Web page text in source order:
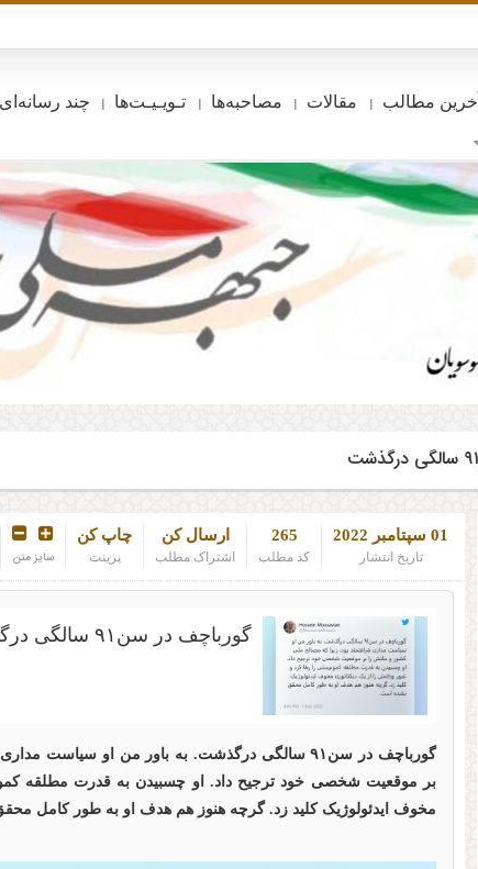
آخرین مطالب مقالات مصاحبه‌ها تـویـیـت‌ها چند رسانه‌ای
01 سپتامبر 2022
تاریخ انتشار
265
کد مطلب
ارسال کن
اشتراک مطلب
چاپ کن
پرینت سایز متن
گورباچف در سن۹۱ سالگی درگذشت
گورباچف در سن۹۱ سالگی درگذشت. به باور من او
بر موقعیت شخصی خود ترجیح داد. او چسبیدن به قدرت مطلقه
مخوف ایدئولوژیک کلید زد. گرچه هنوز هم هدف او به طور کامل